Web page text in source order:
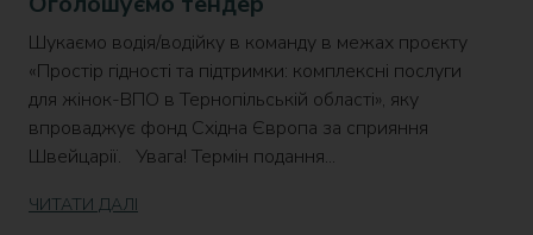
Шукаємо водія/водійку в команду в межах проєкту
«Простір гідності та підтримки: комплексні послуги
для жінок-ВПО в Тернопільській області», яку
впроваджує фонд Східна Європа за сприяння
Швейцарії. Увага! Термін подання...
ЧИТАТИ ДАЛІ